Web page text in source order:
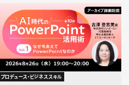
プロデュース・ビジネススキル